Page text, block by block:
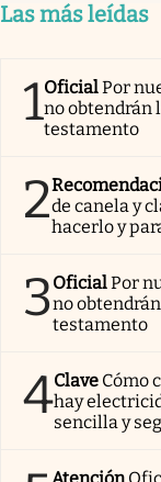
Las más leídas
1OficialPor
no obtendrán
testamento
2de canela y
hacerlo y
3OficialPor
no
testamento
4Clave Cómo
hay
sencilla y